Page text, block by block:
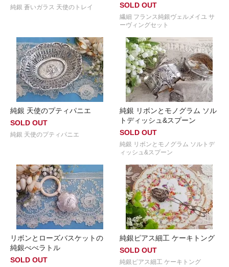
純銀 蒼いガラス 天使のトレイ
SOLD OUT
繊細 フランス純銀ヴェルメイユ サ
ーヴィングセット
純銀 天使のプティパニエ
SOLD OUT
純銀 天使のプティパニエ
純銀 リボンとモノグラム ソル
トディッシュ&スプーン
SOLD OUT
純銀 リボンとモノグラム ソルトデ
ィッシュ&スプーン
リボンとローズバスケットの
純銀べべラトル
SOLD OUT
純銀ピアス細工 ケーキトング
SOLD OUT
純銀ピアス細工 ケーキトング